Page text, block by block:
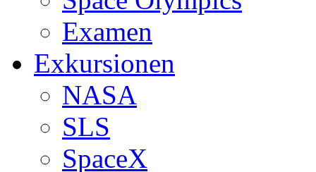
Examen
Exkursionen
NASA
SLS
SpaceX